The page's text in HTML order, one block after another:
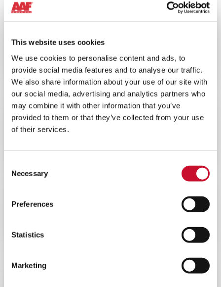
This website uses cookies
We use cookies to personalise content and ads, to
provide social media features and to analyse our traffic.
We also share information about your use of our site with
our social media, advertising and analytics partners who
may combine it with other information that you’ve
provided to them or that they’ve collected from your use
of their services.
Selection
Necessary
Preferences
Statistics
Marketing
BLOG ENERGY
10MINS
Bewertung der besten Gasturbinen-
Filtersysteme für Umgebungen mit
hoher Staubbelastung
BLOG ENERGY
Die Bedeutung der Luftfiltration für
die Leistung von Hubkolbenmotoren